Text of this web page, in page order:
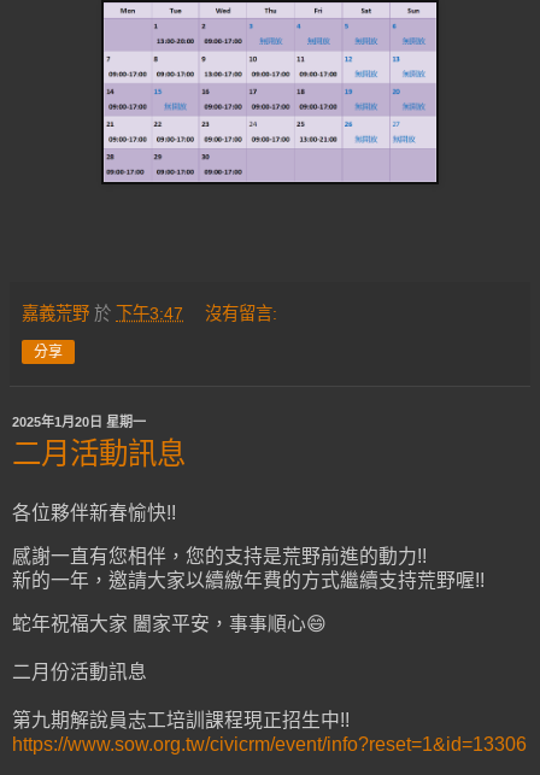
嘉義荒野 於 下午3:47 沒有留言:
分享
2025年1月20日 星期一
二月活動訊息
各位夥伴新春愉快!!
感謝一直有您相伴，您的支持是荒野前進的動力!!
新的一年，邀請大家以續繳年費的方式繼續支持荒野喔!!
蛇年祝福大家 闔家平安，事事順心😄
二月份活動訊息
第九期解說員志工培訓課程現正招生中!!
https://www.sow.org.tw/civicrm/event/info?reset=1&id=13306